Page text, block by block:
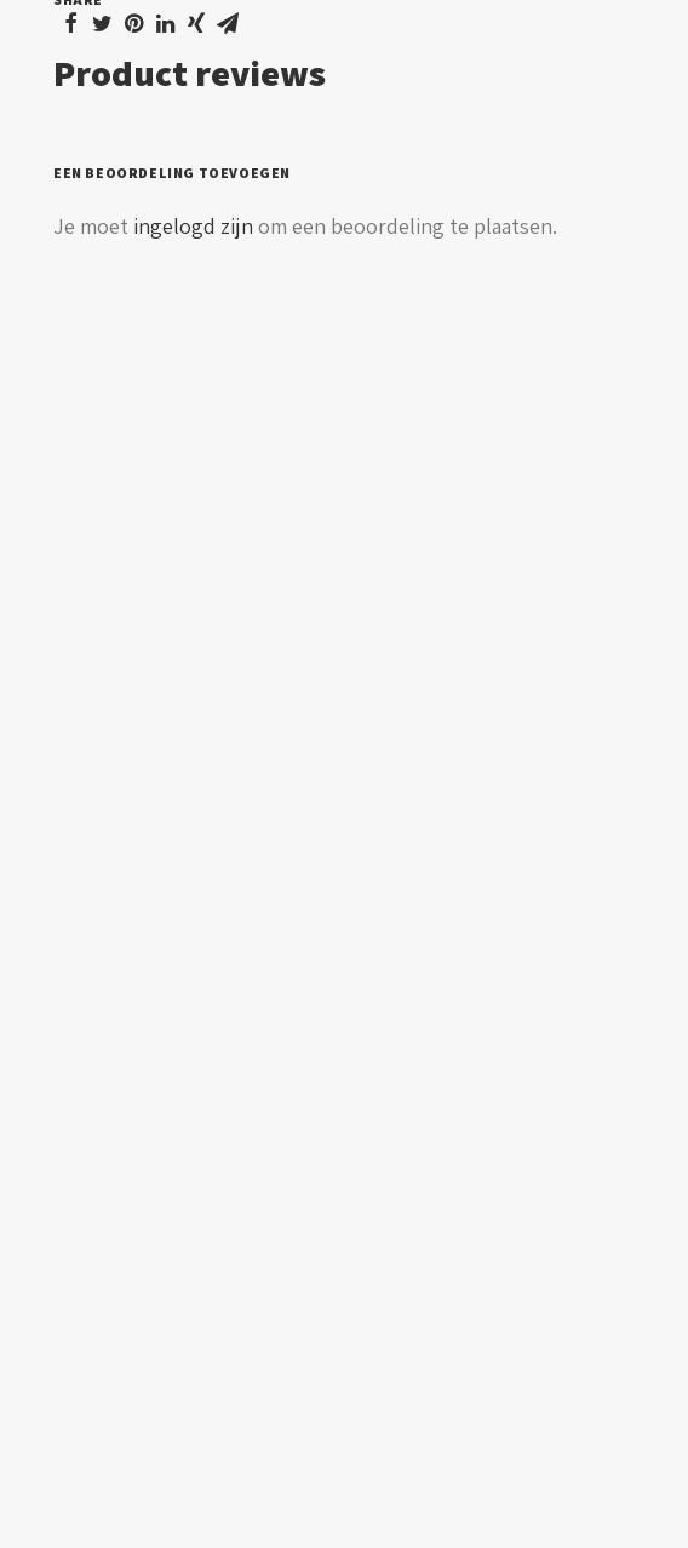
Product reviews
EEN BEOORDELING TOEVOEGEN
Je moet ingelogd zijn om een beoordeling te plaatsen.